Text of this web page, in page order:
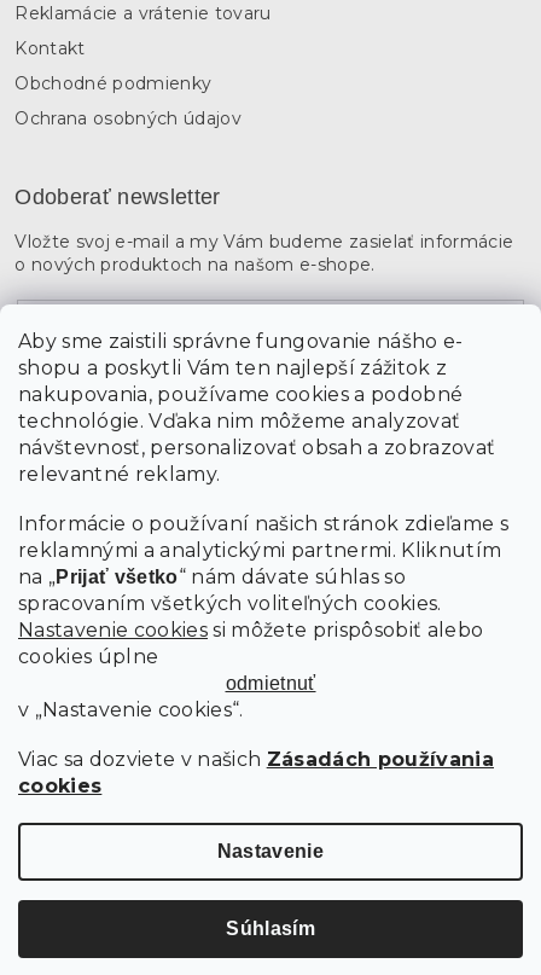
Aby sme zaistili správne fungovanie nášho e-
shopu a poskytli Vám ten najlepší zážitok z
nakupovania, používame cookies a podobné
technológie. Vďaka nim môžeme analyzovať
návštevnosť, personalizovať obsah a zobrazovať
relevantné reklamy.
Informácie o používaní našich stránok zdieľame s
reklamnými a analytickými partnermi. Kliknutím
na „Prijať všetko“ nám dávate súhlas so
spracovaním všetkých voliteľných cookies.
Nastavenie cookies si môžete prispôsobiť alebo
cookies úplne
odmietnuť
v „Nastavenie cookies“.
Viac sa dozviete v našich Zásadách používania
cookies
Nastavenie
Súhlasím
Reklamácie a vrátenie tovaru
Kontakt
Obchodné podmienky
Ochrana osobných údajov
Odoberať newsletter
Vložte svoj e-mail a my Vám budeme zasielať informácie
o nových produktoch na našom e-shope.
Vložením údajov súhlasíte s podmienkami ochrany
osobných údajov
PRIHLÁSIŤ SA
Vytvoril Shoptet Premium